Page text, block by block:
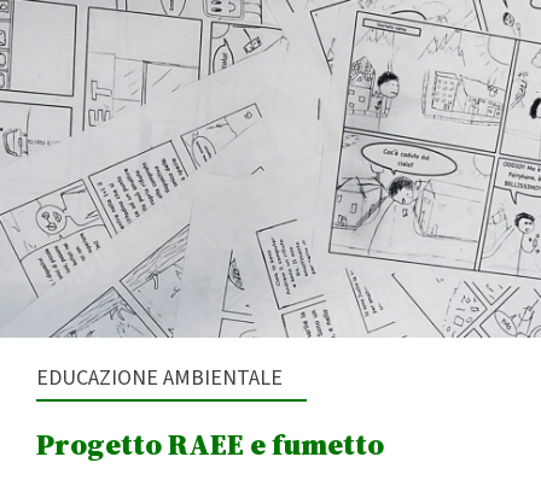
EDUCAZIONE AMBIENTALE
Progetto RAEE e fumetto